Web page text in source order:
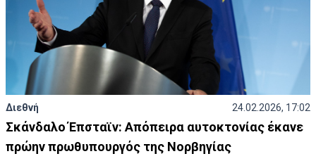
Διεθνή 24.02.2026, 17:02
Σκάνδαλο Έπσταϊν: Απόπειρα αυτοκτονίας έκανε
πρώην πρωθυπουργός της Νορβηγίας